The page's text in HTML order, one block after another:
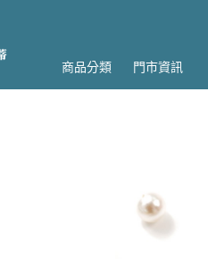
商品分類 門市資訊